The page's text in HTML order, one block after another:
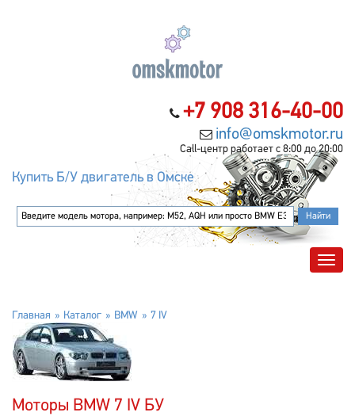
+7 908 316-40-00
info@omskmotor.ru
Call-центр работает с 8:00 до 20:00
Купить Б/У двигатель в Омске
Главная Каталог BMW 7 IV
Моторы BMW 7 IV БУ